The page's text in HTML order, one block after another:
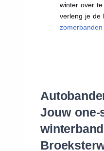
winter over te
verleng je de
zomerbanden
Jouw